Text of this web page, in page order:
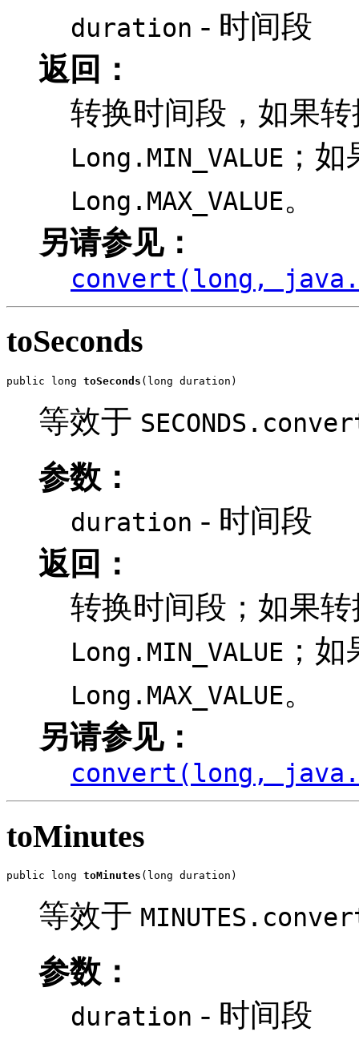
duration - 时间段
返回：
转换时间段，如果
Long.MIN_VALUE ；
Long.MAX_VALUE。
另请参见：
convert(long,
toSeconds
public long toSeconds (long duration)
等效于
参数：
duration - 时间段
返回：
转换时间段；如果
Long.MIN_VALUE ；
Long.MAX_VALUE。
另请参见：
convert(long,
toMinutes
public long toMinutes (long duration)
等效于
参数：
duration - 时间段